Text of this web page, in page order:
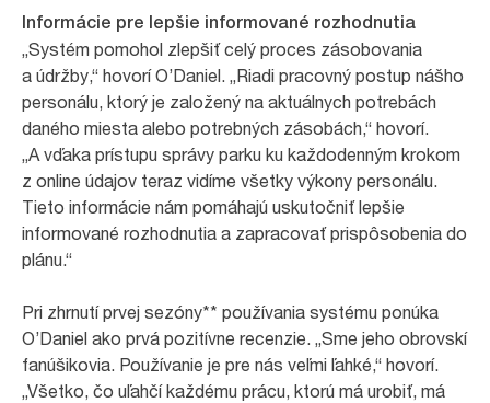
Informácie pre lepšie informované rozhodnutia
„Systém pomohol zlepšiť celý proces zásobovania
a údržby,“ hovorí O’Daniel. „Riadi pracovný postup nášho
personálu, ktorý je založený na aktuálnych potrebách
daného miesta alebo potrebných zásobách,“ hovorí.
„A vďaka prístupu správy parku ku každodenným krokom
z online údajov teraz vidíme všetky výkony personálu.
Tieto informácie nám pomáhajú uskutočniť lepšie
informované rozhodnutia a zapracovať prispôsobenia do
plánu.“
Pri zhrnutí prvej sezóny** používania systému ponúka
O’Daniel ako prvá pozitívne recenzie. „Sme jeho obrovskí
fanúšikovia. Používanie je pre nás veľmi ľahké,“ hovorí.
„Všetko, čo uľahčí každému prácu, ktorú má urobiť, má